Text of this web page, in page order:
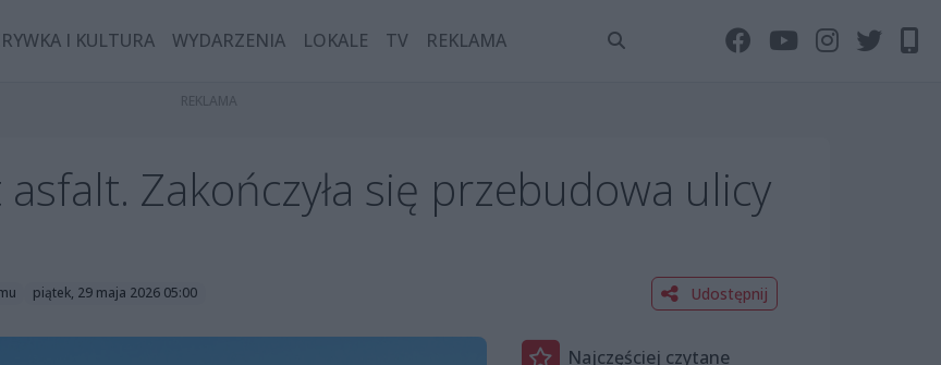
I KULTURA WYDARZENIA LOKALE TV REKLAMA
Zakończyła się przebudowa ulicy
piątek, 29 maja 2026 05:00 Udostępnij
Najczęściej czytane